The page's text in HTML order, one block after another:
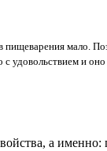
мало.
удовольствием и оно
а